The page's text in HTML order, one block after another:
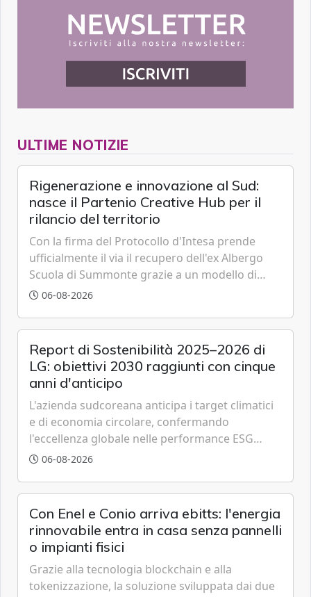
ULTIME NOTIZIE
Rigenerazione e innovazione al Sud:
nasce il Partenio Creative Hub per il
rilancio del territorio
Con la firma del Protocollo d'Intesa prende
ufficialmente il via il recupero dell'ex Albergo
Scuola di Summonte grazie a un modello di
partenariato pubblico-privato e a una rete di
06-08-2026
Report di Sostenibilità 2025–2026 di
LG: obiettivi 2030 raggiunti con cinque
anni d'anticipo
L'azienda sudcoreana anticipa i target climatici
e di economia circolare, confermando
l'eccellenza globale nelle performance ESG
grazie a innovazione, accessibilità e governance
06-08-2026
Con Enel e Conio arriva ebitts: l'energia
rinnovabile entra in casa senza pannelli
o impianti fisici
Grazie alla tecnologia blockchain e alla
tokenizzazione, la soluzione sviluppata dai due